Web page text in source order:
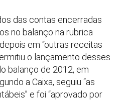
das contas encerradas
no balanço na rubrica
em “outras receitas
o lançamento desses
balanço de 2012, em
a Caixa, seguiu “as
e foi “aprovado por